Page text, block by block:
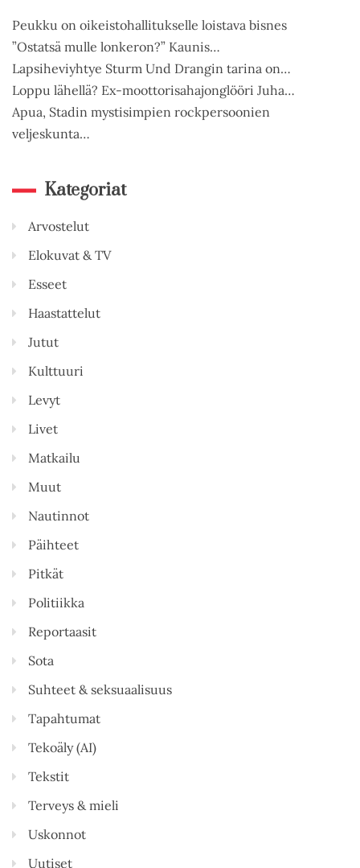
Peukku on oikeistohallitukselle loistava bisnes
”Ostatsä mulle lonkeron?” Kaunis…
Lapsiheviyhtye Sturm Und Drangin tarina on…
Loppu lähellä? Ex-moottorisahajonglööri Juha…
Apua, Stadin mystisimpien rockpersoonien
veljeskunta…
Kategoriat
Arvostelut
Elokuvat & TV
Esseet
Haastattelut
Jutut
Kulttuuri
Levyt
Livet
Matkailu
Muut
Nautinnot
Päihteet
Pitkät
Politiikka
Reportaasit
Sota
Suhteet & seksuaalisuus
Tapahtumat
Tekoäly (AI)
Tekstit
Terveys & mieli
Uskonnot
Uutiset